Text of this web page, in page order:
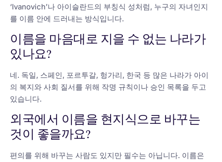
‘Ivanovich’나 아이슬란드의 부칭식 성처럼, 누구의 자녀인지
를 이름 안에 드러내는 방식입니다.
이름을 마음대로 지을 수 없는 나라가
있나요?
네. 독일, 스페인, 포르투갈, 헝가리, 한국 등 많은 나라가 아이
의 복지와 사회 질서를 위해 작명 규칙이나 승인 목록을 두고
있습니다.
외국에서 이름을 현지식으로 바꾸는
것이 좋을까요?
편의를 위해 바꾸는 사람도 있지만 필수는 아닙니다. 이름은